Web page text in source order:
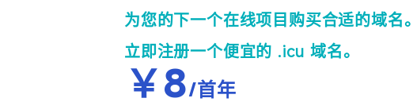
为您的下一个在线项目购买合适的域名。
立即注册一个便宜的 .icu 域名。
￥8/首年